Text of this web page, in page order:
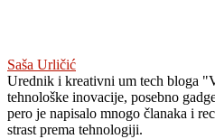
Saša Urličić
Urednik i kreativni um tech bloga
tehnološke inovacije, posebno
pero je napisalo mnogo članaka i
strast prema tehnologiji.